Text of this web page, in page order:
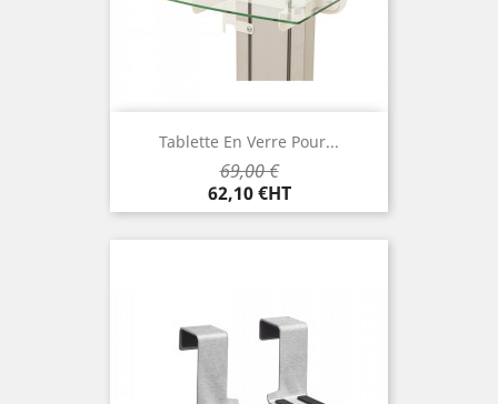
Tablette En Verre Pour...
Prix
de
base
69,00 €
Prix
62,10 €HT